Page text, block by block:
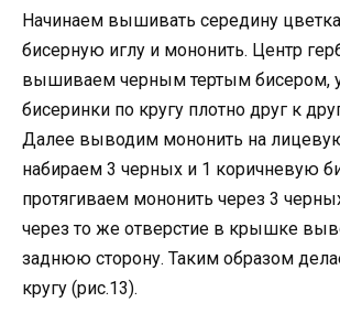
Начинаем вышивать середину
бисерную иглу и мононить. Центр
вышиваем черным тертым бисером,
бисеринки по кругу плотно друг к
Далее выводим мононить на
набираем 3 черных и 1 коричневую
протягиваем мононить через 3
через то же отверстие в крышке
заднюю сторону. Таким образом
кругу (рис.13).